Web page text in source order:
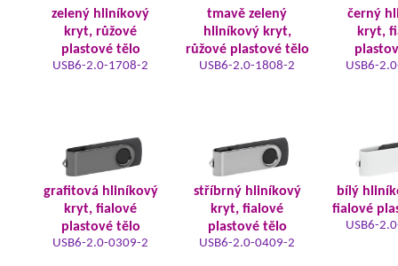
zelený hliníkový
kryt, růžové
plastové tělo
USB6-2.0-1708-2
tmavě zelený
hliníkový kryt,
růžové plastové tělo
USB6-2.0-1808-2
černý
kryt,
USB6-
grafitová hliníkový
kryt, fialové
plastové tělo
USB6-2.0-0309-2
stříbrný hliníkový
kryt, fialové
plastové tělo
USB6-2.0-0409-2
bílý
fialové
USB6-